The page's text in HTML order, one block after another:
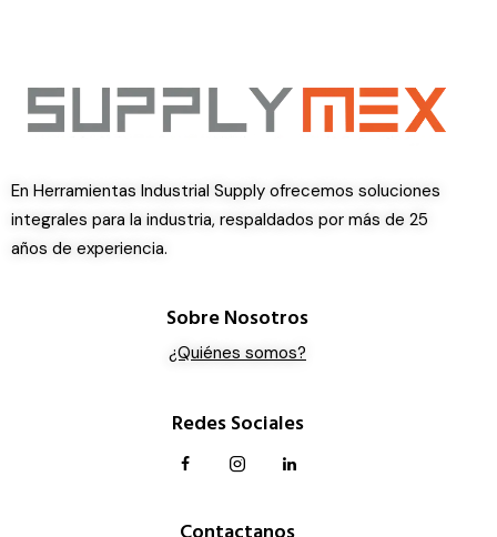
En Herramientas Industrial Supply ofrecemos soluciones
integrales para la industria, respaldados por más de 25
años de experiencia.
Sobre Nosotros
¿Quiénes somos?
Redes Sociales